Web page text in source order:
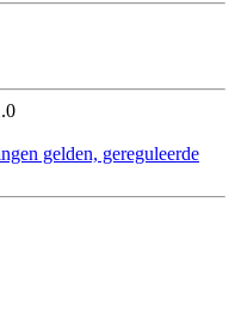
gelden, gereguleerde